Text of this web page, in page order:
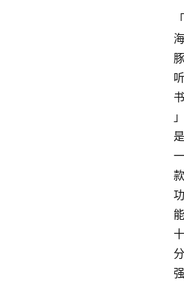
「
海
豚
听
书
」
是
一
款
功
能
十
分
强